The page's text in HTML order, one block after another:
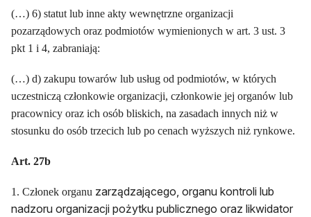
(…) 6) statut lub inne akty wewnętrzne organizacji
pozarządowych oraz podmiotów wymienionych w art. 3 ust. 3
pkt 1 i 4, zabraniają:
(…) d) zakupu towarów lub usług od podmiotów, w których
uczestniczą członkowie organizacji, członkowie jej organów lub
pracownicy oraz ich osób bliskich, na zasadach innych niż w
stosunku do osób trzecich lub po cenach wyższych niż rynkowe.
Art. 27b
1. Członek organu zarządzającego, organu kontroli lub
nadzoru organizacji pożytku publicznego oraz likwidator